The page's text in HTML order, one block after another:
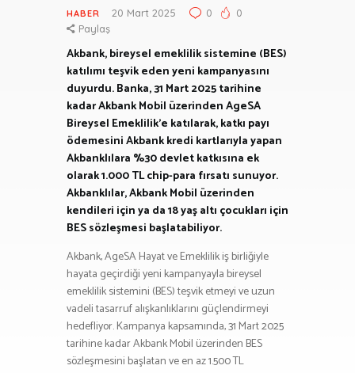
HABER 20 Mart 2025 0
0
Paylaş
Akbank, bireysel emeklilik sistemine (BES)
katılımı teşvik eden yeni kampanyasını
duyurdu. Banka, 31 Mart 2025 tarihine
kadar Akbank Mobil üzerinden AgeSA
Bireysel Emeklilik’e katılarak, katkı payı
ödemesini Akbank kredi kartlarıyla yapan
Akbanklılara %30 devlet katkısına ek
olarak 1.000 TL chip-para fırsatı sunuyor.
Akbanklılar, Akbank Mobil üzerinden
kendileri için ya da 18 yaş altı çocukları için
BES sözleşmesi başlatabiliyor.
Akbank, AgeSA Hayat ve Emeklilik iş birliğiyle
hayata geçirdiği yeni kampanyayla bireysel
emeklilik sistemini (BES) teşvik etmeyi ve uzun
vadeli tasarruf alışkanlıklarını güçlendirmeyi
hedefliyor. Kampanya kapsamında, 31 Mart 2025
tarihine kadar Akbank Mobil üzerinden BES
sözleşmesini başlatan ve en az 1.500 TL